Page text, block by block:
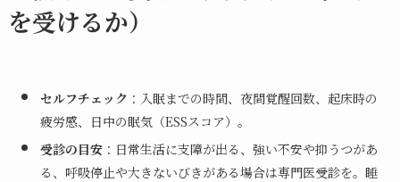
を受けるか）
セルフチェック ：入眠までの時間、夜間覚醒回数、起床時の
疲労感、日中の眠気（ESSスコア）。
受診の目安：日常生活に支障が出る、強い不安や抑うつがあ
る、呼吸停止や大きないびきがある場合は専門医受診を。睡